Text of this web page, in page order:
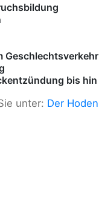
Geschlechtsverkehr
bis
unter: Der